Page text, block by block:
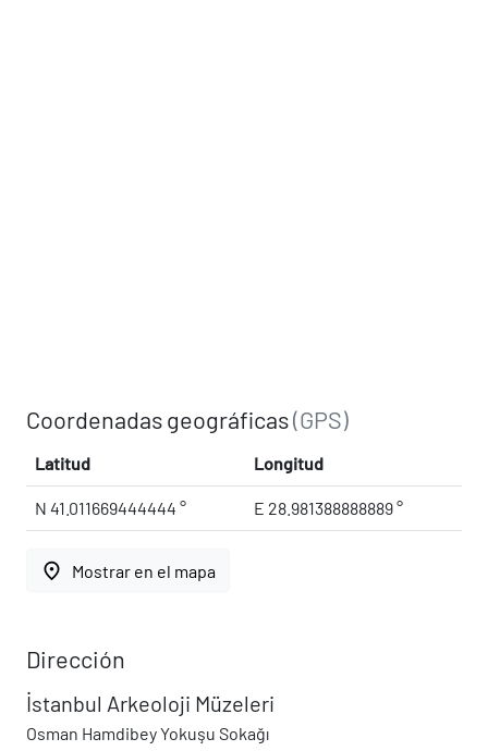
Coordenadas geográficas(GPS)
Latitud Longitud
N 41.011669444444 ° E 28.981388888889 °
place Mostrar en el mapa
Dirección
İstanbul Arkeoloji Müzeleri
Osman Hamdibey Yokuşu Sokağı